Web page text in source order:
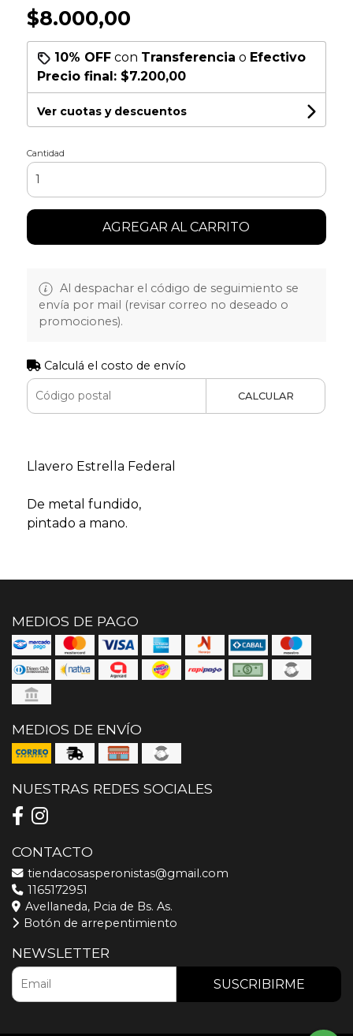
$8.000,00
10% OFFcon Transferencia o Efectivo
Precio final: $7.200,00
Ver cuotas y descuentos
Cantidad
AGREGAR AL CARRITO
Al despachar el código de seguimiento se
envía por mail (revisar correo no deseado o
promociones).
Calculá el costo de envío
CALCULAR
Llavero Estrella Federal
De metal fundido,
pintado a mano.
MEDIOS DE PAGO
MEDIOS DE ENVÍO
NUESTRAS REDES SOCIALES
CONTACTO
tiendacosasperonistas@gmail.com
1165172951
Avellaneda, Pcia de Bs. As.
Botón de arrepentimiento
NEWSLETTER
SUSCRIBIRME